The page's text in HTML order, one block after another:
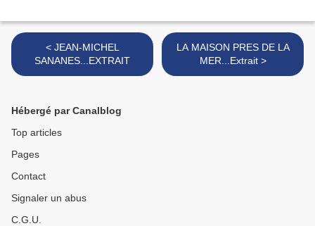
< JEAN-MICHEL
SANANES...EXTRAIT
LA MAISON PRES DE LA
MER...Extrait >
Hébergé par Canalblog
Top articles
Pages
Contact
Signaler un abus
C.G.U.